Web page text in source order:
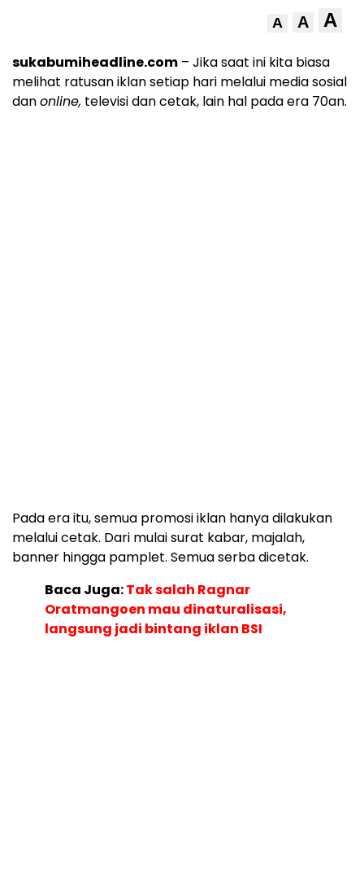
A A A
sukabumiheadline.com – Jika saat ini kita biasa
melihat ratusan iklan setiap hari melalui media sosial
danonline, televisi dan cetak, lain hal pada era 70an.
Pada era itu, semua promosi iklan hanya dilakukan
melalui cetak. Dari mulai surat kabar, majalah,
banner hingga pamplet. Semua serba dicetak.
Baca Juga:Tak salah Ragnar
Oratmangoen mau dinaturalisasi,
langsung jadi bintang iklan BSI